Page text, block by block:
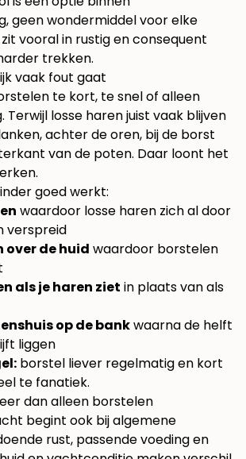
geen wondermiddel voor elke
vooral in rustig en consequent
trekken.
vaak fout gaat
te kort, te snel of alleen
Terwijl losse haren juist vaak blijven
achter de oren, bij de borst
van de poten. Daar loont het
goed werkt:
waardoor losse haren zich al door
verspreid
over de huid waardoor borstelen
als je haren ziet in plaats van als
op de bankwaarna de helft
liggen
borstel liever regelmatig en kort
te fanatiek.
dan alleen borstelen
begint ook bij algemene
rust, passende voeding en